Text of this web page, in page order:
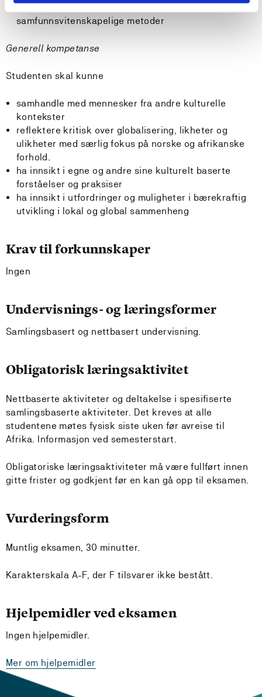
gjennom bruk av ulike kilder og
samfunnsvitenskapelige metoder
Generell kompetanse
Studenten skal kunne
samhandle med mennesker fra andre kulturelle
kontekster
reflektere kritisk over globalisering, likheter og
ulikheter med særlig fokus på norske og afrikanske
forhold.
ha innsikt i egne og andre sine kulturelt baserte
forståelser og praksiser
ha innsikt i utfordringer og muligheter i bærekraftig
utvikling i lokal og global sammenheng
Krav til forkunnskaper
Ingen
Undervisnings- og læringsformer
Samlingsbasert og nettbasert undervisning.
Obligatorisk læringsaktivitet
Nettbaserte aktiviteter og deltakelse i spesifiserte
samlingsbaserte aktiviteter. Det kreves at alle
studentene møtes fysisk siste uken før avreise til
Afrika. Informasjon ved semesterstart.
Obligatoriske læringsaktiviteter må være fullført innen
gitte frister og godkjent før en kan gå opp til eksamen.
Vurderingsform
Muntlig eksamen, 30 minutter.
Karakterskala A-F, der F tilsvarer ikke bestått.
Hjelpemidler ved eksamen
Ingen hjelpemidler.
Mer om hjelpemidler